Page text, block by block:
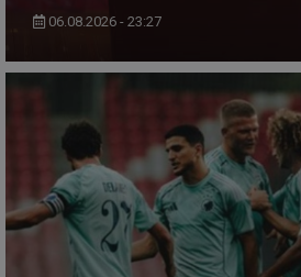
06.08.2026 - 23:27